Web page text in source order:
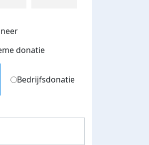
donatie
Bedrijfsdonatie